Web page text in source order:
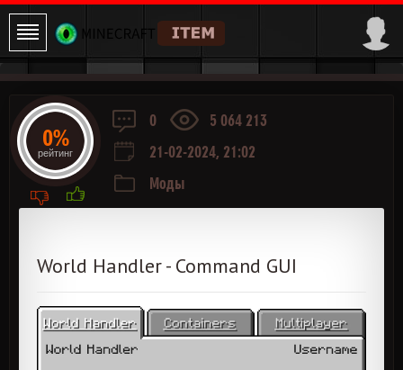
0
5 064 213
21-02-2024, 21:02
Моды
World Handler - Command GUI
0%
рейтинг